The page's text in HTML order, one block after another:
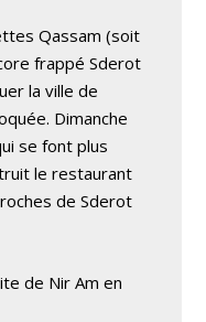
Qassam (soit
frappé Sderot
la ville de
Dimanche
se font plus
le restaurant
de Sderot
de Nir Amen